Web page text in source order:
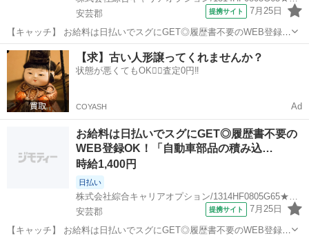
安芸郡
提携サイト 7月25日
【キャッチ】 お給料は日払いでスグにGET◎履歴書不要のWEB登録
OK！「ピッキング」高時給1350円～1688円！矢野周辺！20代～40代
のスタッフが多数活躍中★ 【コメント】 製造のお仕事が豊富★未経験
で働いてみたい方...
広島 安芸郡 仕分け
【求】古い人形譲ってくれませんか？
状態が悪くてもOK🙆‍♀️査定0円‼️
COYASH Ad
お給料は日払いでスグにGET◎履歴書不要の
WEB登録OK！「自動車部品の積み込…
時給1,400円
日払い
安芸郡
提携サイト 7月25日
【キャッチ】 お給料は日払いでスグにGET◎履歴書不要のWEB登録